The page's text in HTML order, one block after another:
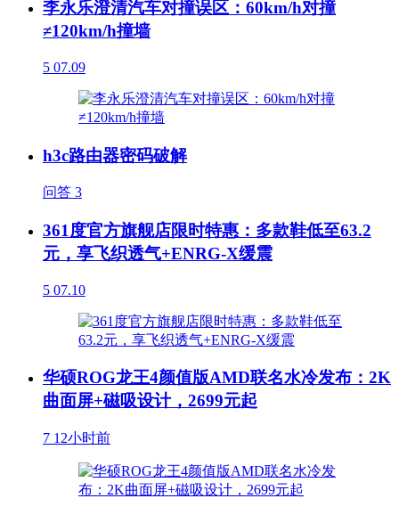
李永乐澄清汽车对撞误区：60km/h对撞
≠120km/h撞墙
5 07.09
h3c路由器密码破解
问答 3
361度官方旗舰店限时特惠：多款鞋低至63.2
元，享飞织透气+ENRG-X缓震
5 07.10
华硕ROG龙王4颜值版AMD联名水冷发布：2K
曲面屏+磁吸设计，2699元起
7 12小时前